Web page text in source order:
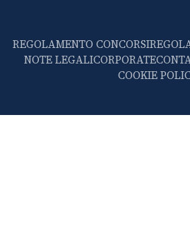
REGOLAMENTO CONCORSI
NOTE LEGALICORPORATE
COOKIE